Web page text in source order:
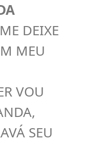
DEIXE
MEU
VOU
SEU